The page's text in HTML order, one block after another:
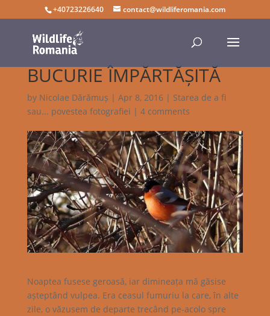
+40723226640 contact@wildliferomania.com
BUCURIE ÎMPĂRTĂȘITĂ
by Nicolae Dărămuș | Apr 8, 2016| Starea de a fi
sau... povestea fotografiei | 4 comments
Noaptea fusese geroasă, iar dimineața mă găsise
așteptând vulpea. Era ceasul fumuriu la care, în alte
zile, o văzusem de departe trecând pe-acolo spre